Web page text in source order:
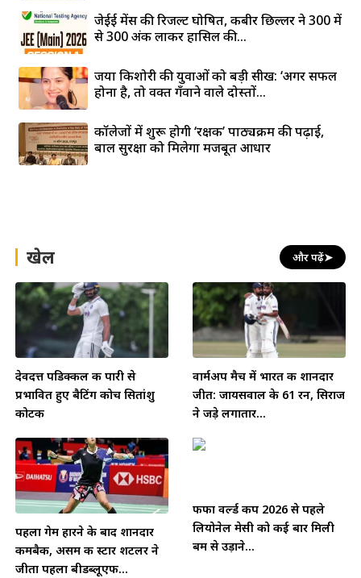
जेईई मेंस की रिजल्ट घोषित, कबीर छिल्लर ने 300 में
से 300 अंक लाकर हासिल की...
जया किशोरी की युवाओं को बड़ी सीख: ‘अगर सफल
होना है, तो वक्त गँवाने वाले दोस्तों...
कॉलेजों में शुरू होगी ‘रक्षक’ पाठ्यक्रम की पढ़ाई,
बाल सुरक्षा को मिलेगा मजबूत आधार
खेल और पढ़ें➤
देवदत्त पडिक्कल की पारी से
प्रभावित हुए बैटिंग कोच सितांशु
कोटक
वार्मअप मैच में भारत की शानदार
जीत: जायसवाल के 61 रन, सिराज
ने जड़े लगातार...
पहला गेम हारने के बाद शानदार
कमबैक, असम की स्टार शटलर ने
जीता पहला बीडब्लूएफ...
फीफा वर्ल्ड कप 2026 से पहले
लियोनेल मेसी को कई बार मिली
बम से उड़ाने...